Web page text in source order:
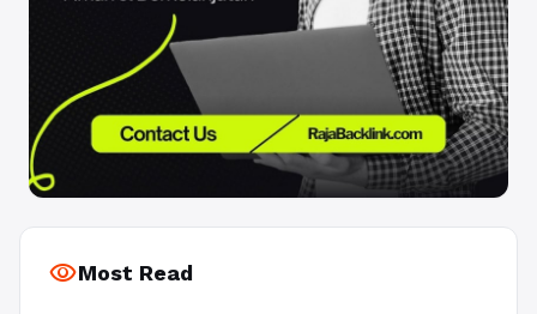
visibilityMost Read